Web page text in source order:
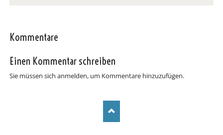
Kommentare
Einen Kommentar schreiben
Sie müssen sich anmelden, um Kommentare hinzuzufügen.